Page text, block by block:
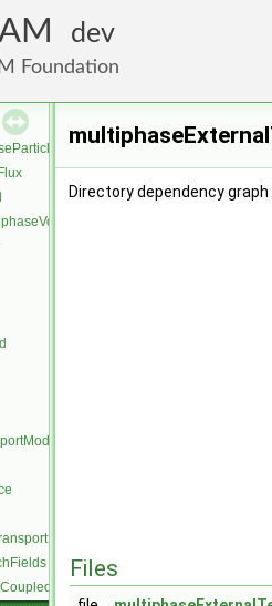
dev
Foundation
Directory dependency
Files